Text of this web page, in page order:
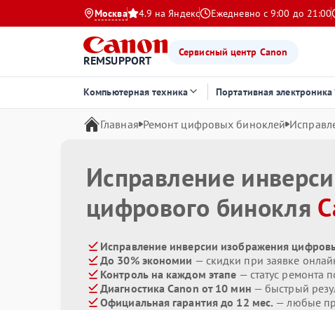
Москва 4.9 на Яндекс Ежедневно с 9:00 до 21:00
REMSUPPORT
Сервисный центр Canon
Компьютерная техника Портативная электроника
Главная Ремонт цифровых биноклей
Исправление
цифрового бинокля
Исправление инверсии изображения
До 30% экономии — скидки при заявке
Контроль на каждом этапе — статус ремонта
Диагностика Canon от 10 мин — быстрый
Официальная гарантия до 12 мес. — любые